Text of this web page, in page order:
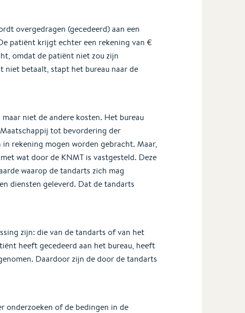
overgedragen (gecedeerd) aan een
patiënt krijgt echter een rekening van €
omdat de patiënt niet zou zijn
niet betaalt, stapt het bureau naar de
niet de andere kosten. Het bureau
tot bevordering der
rekening mogen worden gebracht. Maar,
wat door de KNMT is vastgesteld. Deze
waarop de tandarts zich mag
diensten geleverd. Dat de tandarts
zijn: die van de tandarts of van het
heeft gecedeerd aan het bureau, heeft
Daardoor zijn de door de tandarts
onderzoeken of de bedingen in de